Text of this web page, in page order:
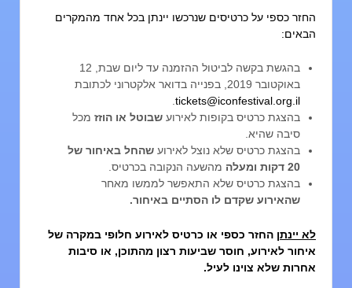
כספי על כרטיסים שנרכשו יינתן בכל אחד מהמקרים
בהגשת בקשה לביטול ההזמנה עד ליום שבת, 12
באוקטובר 2019, בפנייה בדואר אלקטרוני לכתובת
tickets@iconfestival.org.il
.
בהצגת כרטיס בקופות לאירועשבוטל או הוזזמכל
סיבה שהיא.
בהצגת כרטיס שלא נוצל לאירועשהחל באיחור של
מהשעה הנקובה בכרטיס.
בהצגת כרטיס שלא התאפשר לממשו מאחר
שהאירוע שקדם לו הסתיים באיחור.
החזר כספי או כרטיס לאירוע חלופי במקרה של
לאירוע, חוסר שביעות רצון מהתוכן, או סיבות
שלא צוינו לעיל.